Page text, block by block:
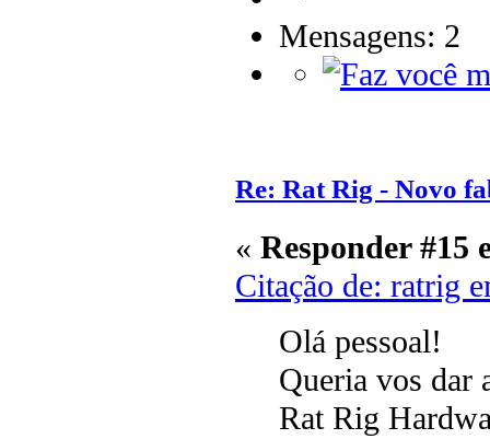
Mensagens: 2
Re: Rat Rig - Novo
« Responder #15
Citação de: ratrig
Olá pessoal!
Queria vos dar
Rat Rig